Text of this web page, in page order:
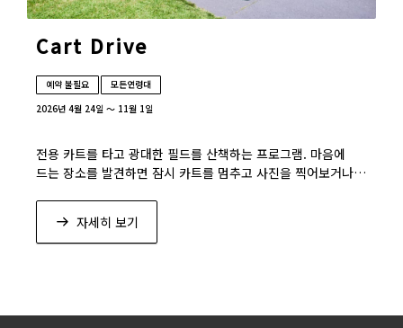
Cart Drive
예약 불필요
모든연령대
2026년 4월 24일 ～ 11월 1일
전용 카트를 타고 광대한 필드를 산책하는 프로그램. 마음에
드는 장소를 발견하면 잠시 카트를 멈추고 사진을 찍어보거나
자세히 보기